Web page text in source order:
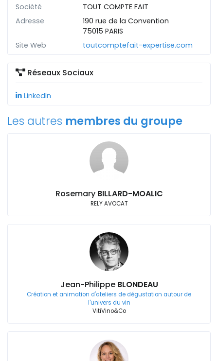
Société
TOUT COMPTE FAIT
Adresse
190 rue de la Convention
75015 PARIS
Site Web
toutcomptefait-expertise.com
Réseaux Sociaux
LinkedIn
Les autres membres du groupe
Rosemary BILLARD-MOALIC
RELY AVOCAT
Jean-Philippe BLONDEAU
Création et animation d'ateliers de dégustation autour de
l'univers du vin
VitiVino&Co